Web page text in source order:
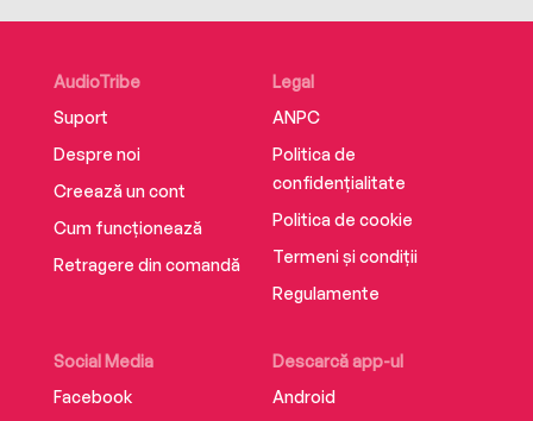
AudioTribe
Suport
Despre noi
Creează un cont
Cum funcționează
Retragere din comandă
Social Media
Facebook
Descarcă app-ul
Android
Legal
ANPC
Politica de
confidențialitate
Politica de cookie
Termeni și condiții
Regulamente